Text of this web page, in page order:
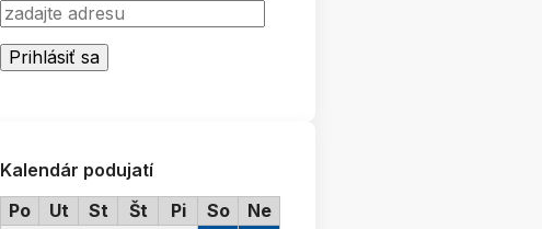
Kalendár podujatí
Po
Ut St Št Pi So Ne